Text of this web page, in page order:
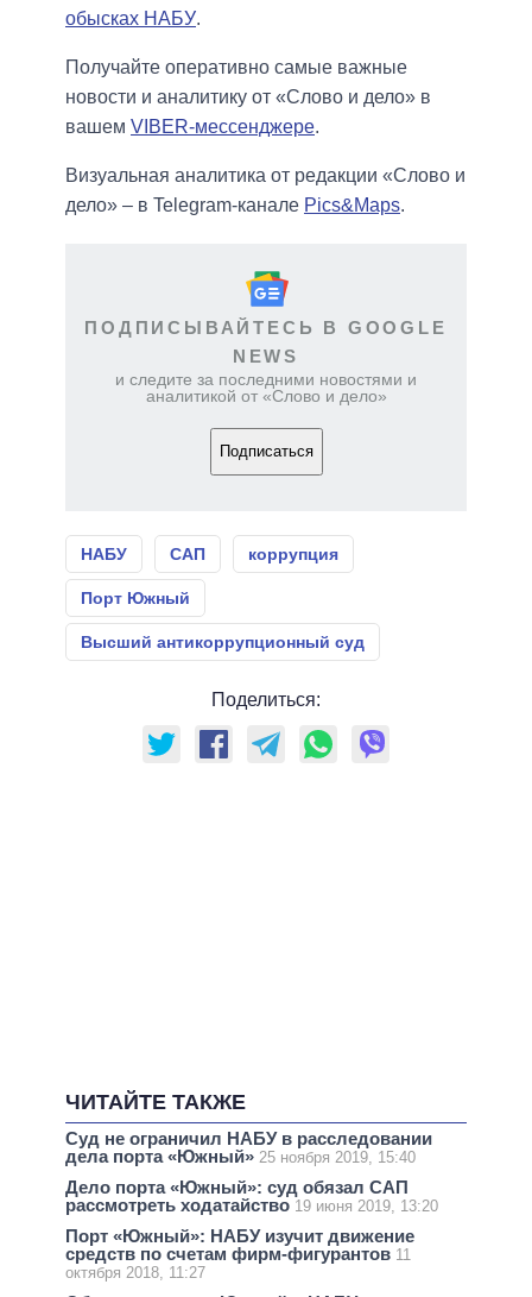
обысках НАБУ.
Получайте оперативно самые важные
новости и аналитику от «Слово и дело» в
вашем VIBER-мессенджере.
Визуальная аналитика от редакции «Слово и
дело» – в Telegram-канале Pics&Maps.
ПОДПИСЫВАЙТЕСЬ В GOOGLE
NEWS
и следите за последними новостями и
аналитикой от «Слово и дело»
Подписаться
НАБУ САП коррупция
Порт Южный
Высший антикоррупционный суд
Поделиться:
ЧИТАЙТЕ ТАКЖЕ
Суд не ограничил НАБУ в расследовании
дела порта «Южный» 25 ноября 2019, 15:40
Дело порта «Южный»: суд обязал САП
рассмотреть ходатайство 19 июня 2019, 13:20
Порт «Южный»: НАБУ изучит движение
средств по счетам фирм-фигурантов 11
октября 2018, 11:27